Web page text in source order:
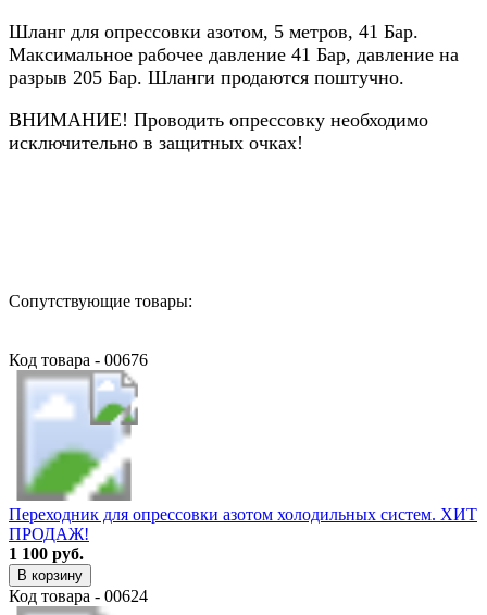
Шланг для опрессовки азотом, 5 метров, 41 Бар.
Максимальное рабочее давление 41 Бар, давление на
разрыв 205 Бар. Шланги продаются поштучно.
ВНИМАНИЕ! Проводить опрессовку необходимо
исключительно в защитных очках!
Сопутствующие товары:
Код товара - 00676
Переходник для опрессовки азотом холодильных систем. ХИТ
ПРОДАЖ!
1 100 руб.
В корзину
Код товара - 00624